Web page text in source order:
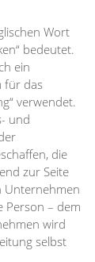
Wort
bedeutet.
ein
für das
verwendet.
und
die
zur Seite
Unternehmen
Person – dem
wird
selbst